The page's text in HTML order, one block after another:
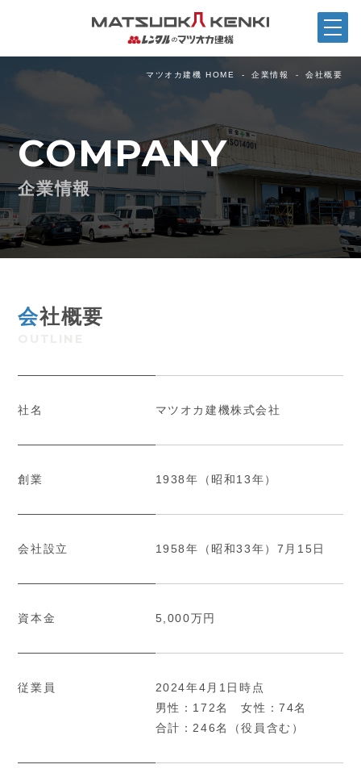
マツオカ建機 HOME 企業情報 会社概要
COMPANY
企業情報
会社概要
社名 マツオカ建機株式会社
創業 1938年（昭和13年）
会社設立 1958年（昭和33年）7月15日
資本金 5,000万円
従業員
2024年4月1日時点
男性：172名 女性：74名
合計：246名（役員含む）